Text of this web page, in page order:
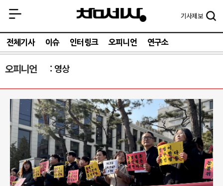
기사제보
전체기사 이슈 인터링크 오피니언 연구소
오피니언 영상